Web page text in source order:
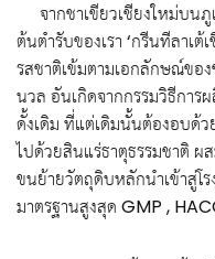
จากชาเขียวเชียงใหม่บน
ต้นตํารับของเรา ‘กรีนทีลาเ
รสชาติเข้มตามเอกลักษณ์ขอ
นวล อันเกิดจากกรรมวิธีการ
ดั้งเดิม ที่แต่เดิมนั้นต้องอบด้
ไปด้วยสินแร่ธาตุธรรมชาติ
ขนย้ายวัตถุดิบหลักนําเข้าสู่โร
มาตรฐานสูงสุด GMP ,